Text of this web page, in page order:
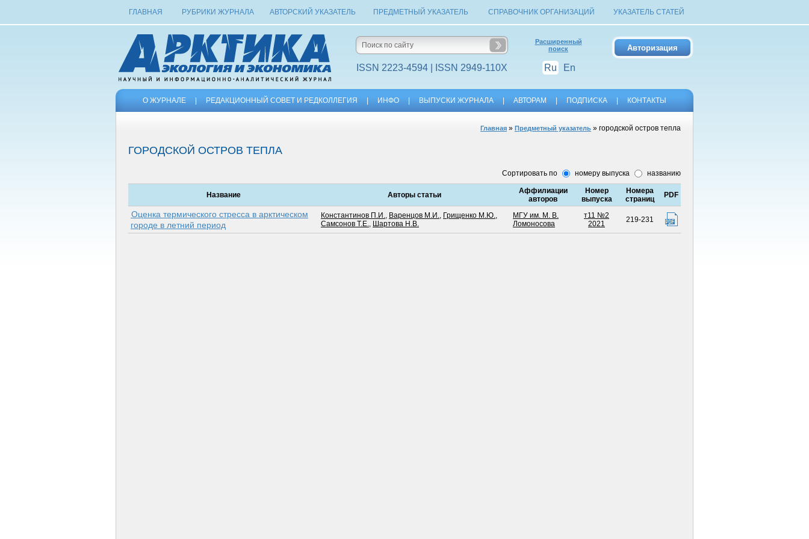
ГЛАВНАЯ РУБРИКИ ЖУРНАЛА АВТОРСКИЙ УКАЗАТЕЛЬ ПРЕДМЕТНЫЙ УКАЗАТЕЛЬ СПРАВОЧНИК ОРГАНИЗАЦИЙ УКАЗАТЕЛЬ СТАТЕЙ
ISSN 2223-4594 | ISSN 2949-110X
Расширенный
поиск
Ru En
О ЖУРНАЛЕ РЕДАКЦИОННЫЙ СОВЕТ И РЕДКОЛЛЕГИЯ ИНФО ВЫПУСКИ ЖУРНАЛА АВТОРАМ ПОДПИСКА КОНТАКТЫ
Главная » Предметный указатель » городской остров тепла
ГОРОДСКОЙ ОСТРОВ ТЕПЛА
Сортировать по номеру выпуска названию
Название Авторы статьи
Аффилиации
авторов
Номер
выпуска
Номера
страниц
PDF
Оценка термического стресса в арктическом
городе в летний период
Константинов П.И., Варенцов М.И., Грищенко М.Ю.,
Самсонов Т.Е., Шартова Н.В.
МГУ им. М. В.
Ломоносова
т11 №2
2021
219-231